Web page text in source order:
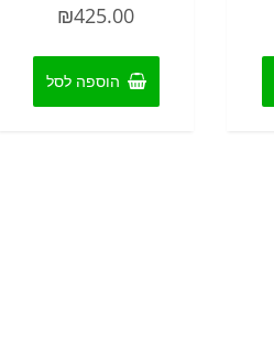
0
₪425.00
הוספה לסל